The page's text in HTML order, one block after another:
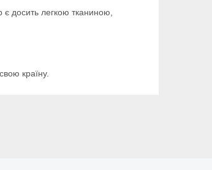
досить легкою тканиною,
країну.